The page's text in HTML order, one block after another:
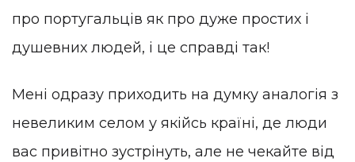
про португальців як про дуже простих і
душевних людей, і це справді так!
Мені одразу приходить на думку аналогія з
невеликим селом у якійсь країні, де люди
вас привітно зустрінуть, але не чекайте від